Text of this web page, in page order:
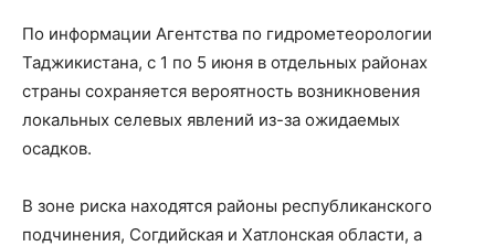
По информации Агентства по гидрометеорологии
Таджикистана, с 1 по 5 июня в отдельных районах
страны сохраняется вероятность возникновения
локальных селевых явлений из-за ожидаемых
осадков.
В зоне риска находятся районы республиканского
подчинения, Согдийская и Хатлонская области, а